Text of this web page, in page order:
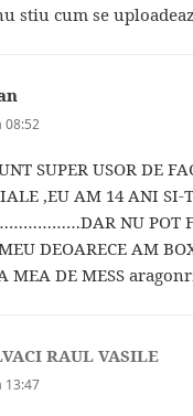
stiu cum se
08:52
SUPER USOR DE
,EU AM 14 ANI SI-
NU POT
DEOARECE AM
MEA DE MESS
RAUL VASILE
13:47